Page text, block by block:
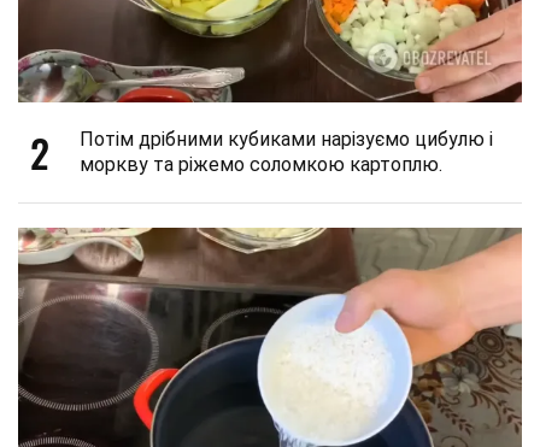
2
Потім дрібними кубиками нарізуємо цибулю і
моркву та ріжемо соломкою картоплю.